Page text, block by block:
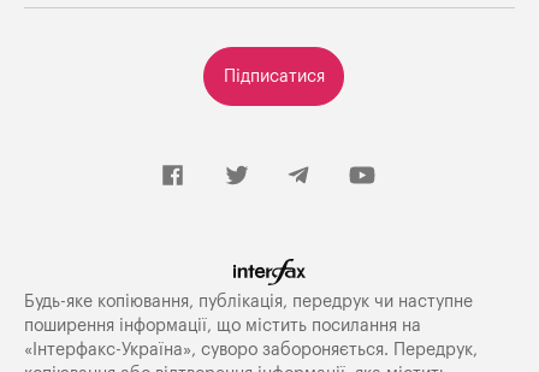
Підписатися
Будь-яке копiювання, публiкацiя, передрук чи наступне
поширення iнформацiї, що мiстить посилання на
«Iнтерфакс-Україна», суворо забороняється. Передрук,